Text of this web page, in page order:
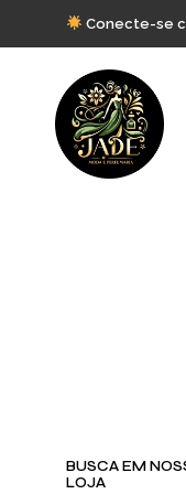
Conecte-se
BUSCA EM
LOJA